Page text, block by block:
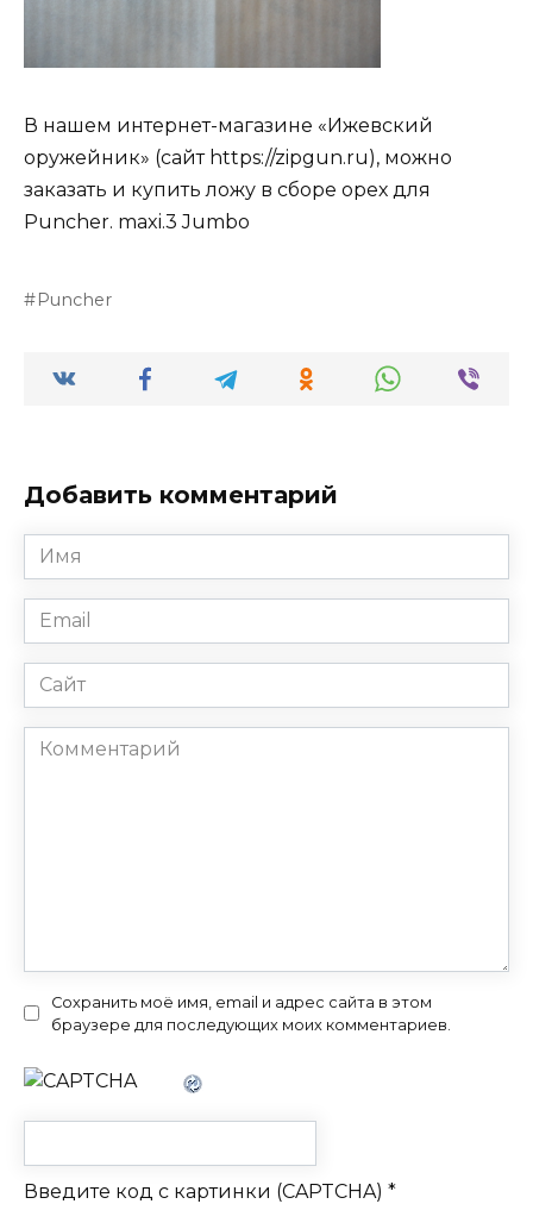
В нашем интернет-магазине «Ижевский
оружейник» (сайт https://zipgun.ru), можно
заказать и купить ложу в сборе орех для
Puncher. maxi.3 Jumbo
Puncher
Добавить комментарий
Имя
*
Email
*
Сайт
Комментарий
Сохранить моё имя, email и адрес сайта в этом
браузере для последующих моих комментариев.
Введите код с картинки (CAPTCHA) *